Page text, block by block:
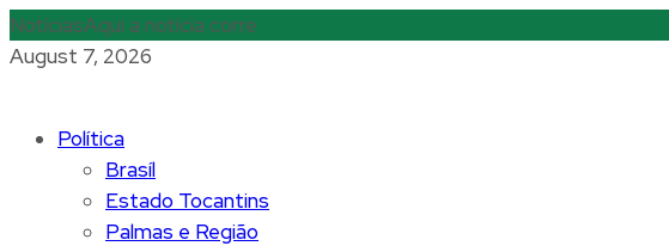
NotíciasAqui a notícia corre
August 7, 2026
Política
Brasíl
Estado Tocantins
Palmas e Região